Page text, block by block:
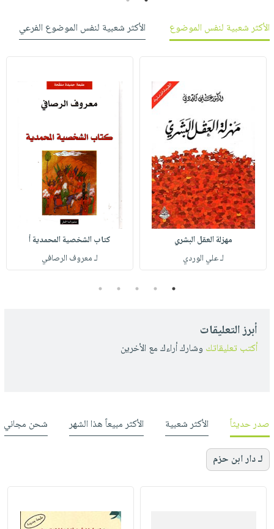
الأكثر شعبية لنفس الموضوع
الأكثر شعبية لنفس الموضوع الفرعي
مهزلة العقل البشري
لـ علي الوردي
كتاب الشخصية المحمدية أ
لـ معروف الرصافي
1
2
3
4
5
أبرز التعليقات
أكتب تعليقاتك وشارك أراءك مع الأخرين
صدر حديثاً الأكثر شعبية الأكثر مبيعاً هذا الشهر شحن مجاني
لـ دار ابن حزم